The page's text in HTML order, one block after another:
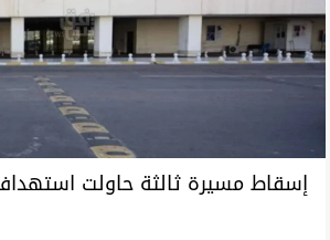
إسقاط مسيرة ثالثة حاولت